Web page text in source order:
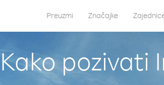
Preuzmi Značajke
Kako pozivati